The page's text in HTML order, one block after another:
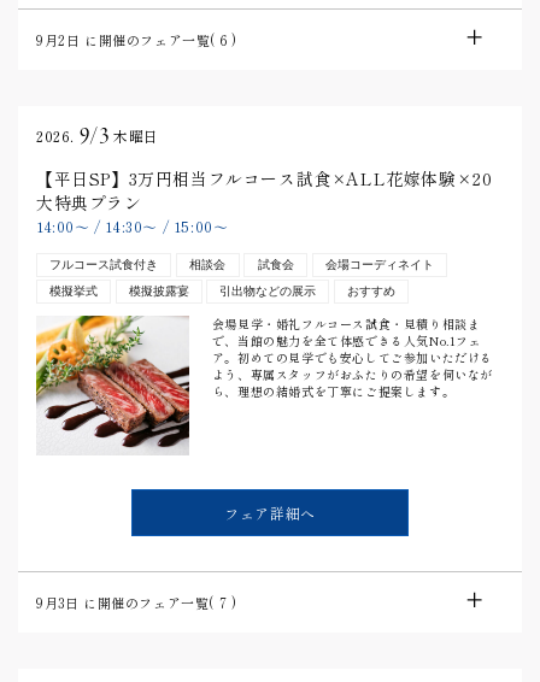
9月2日 に開催のフェア一覧( 6 )
2026. 9/3 木曜日
【平日SP】3万円相当フルコース試食×ALL花嫁体験×20
大特典プラン
14:00〜 / 14:30〜 / 15:00〜
フルコース試食付き 相談会 試食会
会場コーディネイト
模擬挙式
模擬披露宴 引出物などの展示 おすすめ
会場見学・婚礼フルコース試食・見積り相談ま
で、当館の魅力を全て体感できる人気No.1フェ
ア。初めての見学でも安心してご参加いただける
よう、専属スタッフがおふたりの希望を伺いなが
ら、理想の結婚式を丁寧にご提案します。
フェア詳細へ
9月3日 に開催のフェア一覧( 7 )